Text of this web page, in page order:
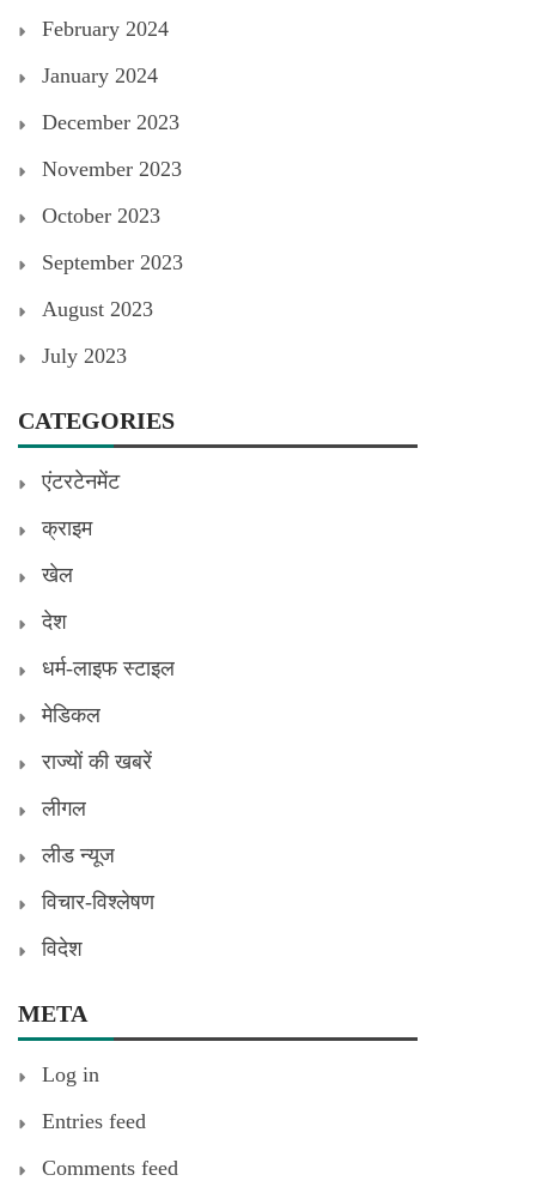
February 2024
January 2024
December 2023
November 2023
October 2023
September 2023
August 2023
July 2023
CATEGORIES
एंटरटेनमेंट
क्राइम
खेल
देश
धर्म-लाइफ स्टाइल
मेडिकल
राज्यों की खबरें
लीगल
लीड न्यूज
विचार-विश्लेषण
विदेश
META
Log in
Entries feed
Comments feed